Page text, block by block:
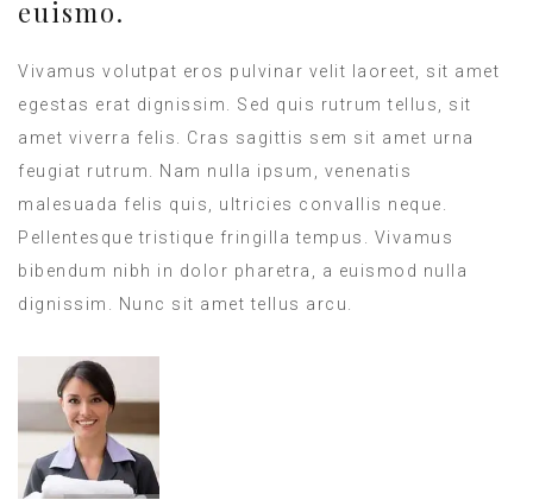
euismo.
Vivamus volutpat eros pulvinar velit laoreet, sit amet
egestas erat dignissim. Sed quis rutrum tellus, sit
amet viverra felis. Cras sagittis sem sit amet urna
feugiat rutrum. Nam nulla ipsum, venenatis
malesuada felis quis, ultricies convallis neque.
Pellentesque tristique fringilla tempus. Vivamus
bibendum nibh in dolor pharetra, a euismod nulla
dignissim. Nunc sit amet tellus arcu.